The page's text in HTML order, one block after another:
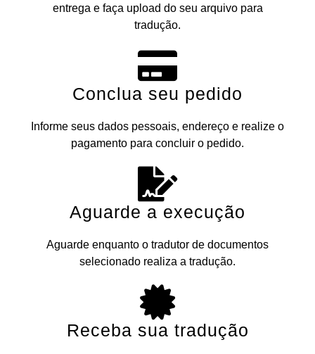
entrega e faça upload do seu arquivo para
tradução.
Conclua seu pedido
Informe seus dados pessoais, endereço e realize o
pagamento para concluir o pedido.
Aguarde a execução
Aguarde enquanto o tradutor de documentos
selecionado realiza a tradução.
Receba sua tradução